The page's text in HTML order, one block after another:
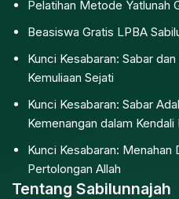
Pelatihan Metode Yatlunah
Beasiswa Gratis LPBA
Kunci Kesabaran: Sabar
Kemuliaan Sejati
Kunci Kesabaran: Sabar
Kemenangan dalam Kendali
Kunci Kesabaran: Menahan
Pertolongan Allah
Tentang Sabilunnajah